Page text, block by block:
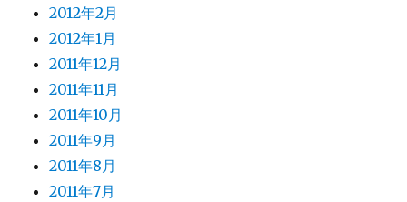
2012年2月
2012年1月
2011年12月
2011年11月
2011年10月
2011年9月
2011年8月
2011年7月